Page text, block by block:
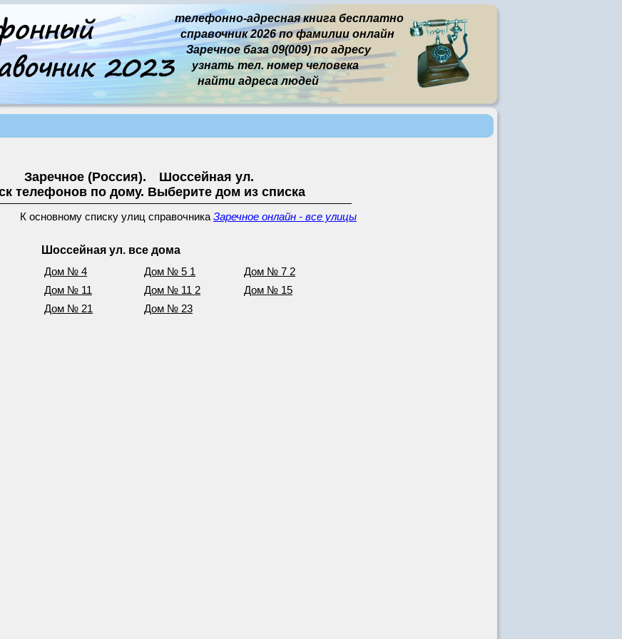
телефонно-адресная книга бесплатно
справочник 2026 по фамилии онлайн
Заречное база 09(009) по адресу
узнать тел. номер человека
найти адреса людей
Заречное (Россия). Шоссейная ул.
телефонов по дому. Выберите дом из списка
К основному списку улиц справочника Заречное онлайн - все улицы
Шоссейная ул. все дома
Дом № 4 Дом № 5 1
Дом № 7 2
Дом № 11 Дом № 11 2
Дом № 15
Дом № 21 Дом № 23